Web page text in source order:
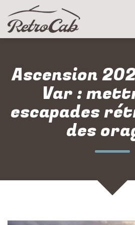
Ascension
Var :
escapades
des